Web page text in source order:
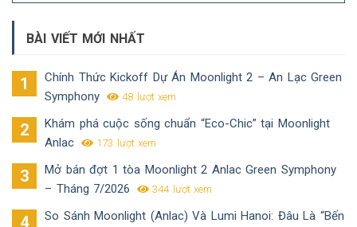
BÀI VIẾT MỚI NHẤT
Chính Thức Kickoff Dự Án Moonlight 2 – An Lạc Green
Symphony
48 lượt xem
Khám phá cuộc sống chuẩn “Eco-Chic” tại Moonlight
Anlac
173 lượt xem
Mở bán đợt 1 tòa Moonlight 2 Anlac Green Symphony
– Tháng 7/2026
344 lượt xem
So Sánh Moonlight (Anlac) Và Lumi Hanoi: Đâu Là “Bến